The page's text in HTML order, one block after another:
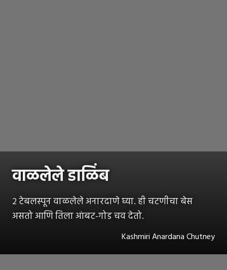
वाळलेले डाळिंब
२ टेबलस्पून वाळलेले अनारदाणे घ्या. ही चटणीचा बेस
असतो आणि तिला आंबट-गोड चव देतो.
Kashmiri Anardana Chutney